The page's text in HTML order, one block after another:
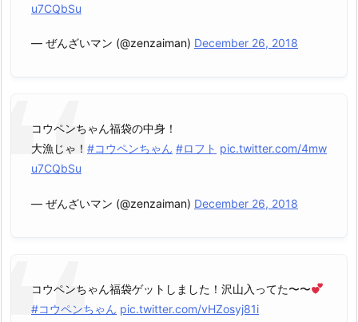
u7CQbSu
— ぜんざいマン (@zenzaiman) December 26, 2018
コウペンちゃん福袋の中身！
大漁じゃ！ #コウペンちゃん #ロフト pic.twitter.com/4mw
u7CQbSu
— ぜんざいマン (@zenzaiman) December 26, 2018
コウペンちゃん福袋ゲットしました！沢山入ってた〜〜
#コウペンちゃん pic.twitter.com/vHZosyj81i